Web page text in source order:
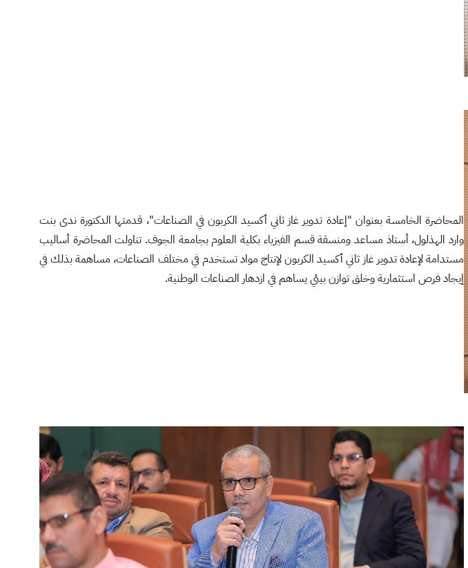
المحاضرة الخامسة بعنوان "إعادة تدوير غاز ثاني أكسيد الكربون في الصناعات"، قدمتها الدكتورة ندى بنت
وارد الهذلول، أستاذ مساعد ومنسقة قسم الفيزياء بكلية العلوم بجامعة الجوف. تناولت المحاضرة أساليب
مستدامة لإعادة تدوير غاز ثاني أكسيد الكربون لإنتاج مواد تستخدم في مختلف الصناعات، مساهمة بذلك في
إيجاد فرص استثمارية وخلق توازن بيئي يساهم في ازدهار الصناعات الوطنية.